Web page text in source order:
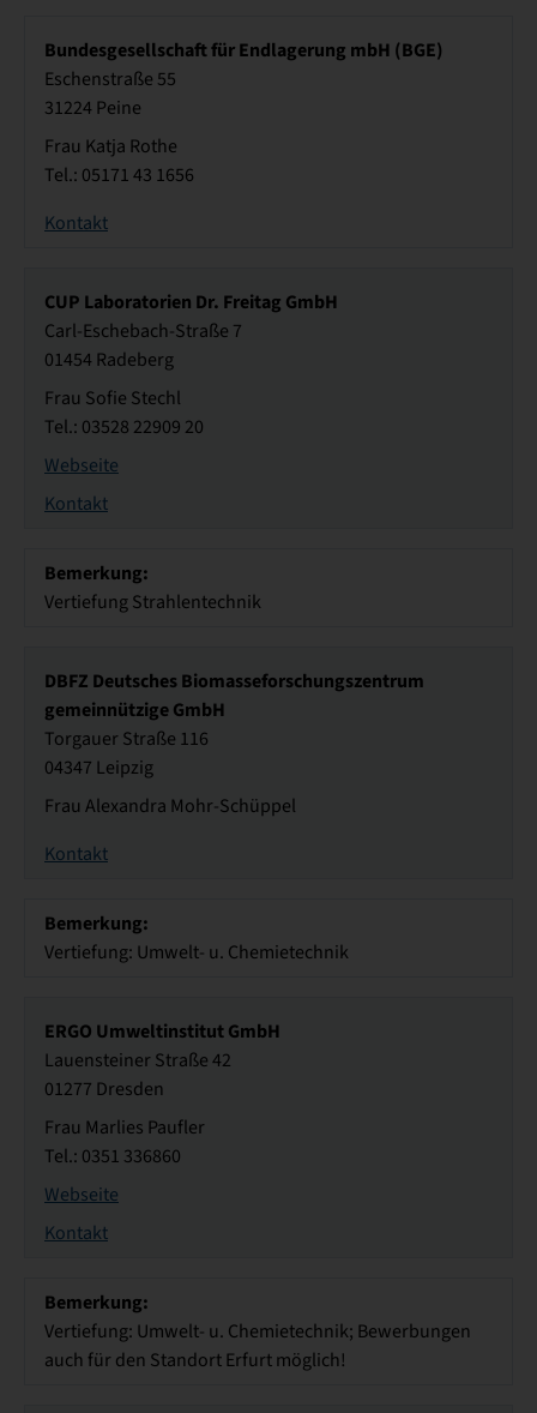
Bundesgesellschaft für Endlagerung mbH (BGE)
Eschenstraße 55
31224 Peine
Frau Katja Rothe
Tel.: 05171 43 1656
Kontakt
CUP Laboratorien Dr. Freitag GmbH
Carl-Eschebach-Straße 7
01454 Radeberg
Frau Sofie Stechl
Tel.: 03528 22909 20
Webseite
Kontakt
Bemerkung:
Vertiefung Strahlentechnik
DBFZ Deutsches Biomasseforschungszentrum
gemeinnützige GmbH
Torgauer Straße 116
04347 Leipzig
Frau Alexandra Mohr-Schüppel
Kontakt
Bemerkung:
Vertiefung: Umwelt- u. Chemietechnik
ERGO Umweltinstitut GmbH
Lauensteiner Straße 42
01277 Dresden
Frau Marlies Paufler
Tel.: 0351 336860
Webseite
Kontakt
Bemerkung:
Vertiefung: Umwelt- u. Chemietechnik; Bewerbungen
auch für den Standort Erfurt möglich!